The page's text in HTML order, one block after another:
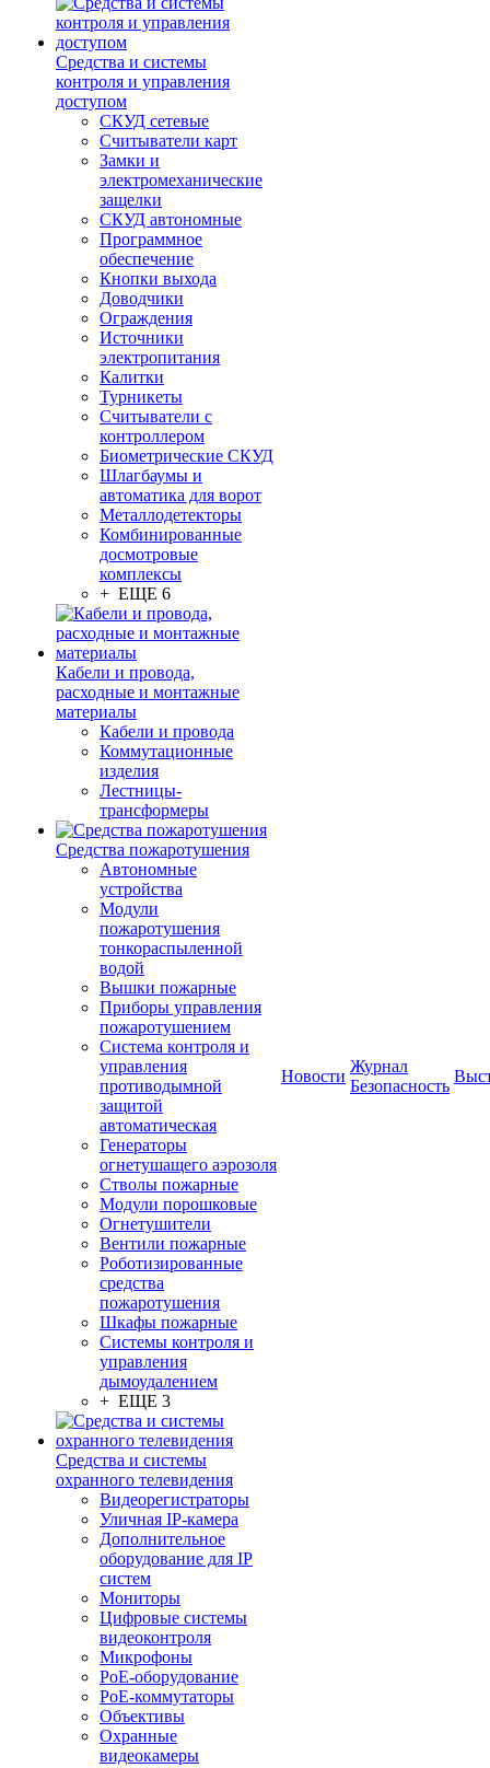
Средства и системы
контроля и управления
доступом
СКУД сетевые
Считыватели карт
Замки и
электромеханические
защелки
СКУД автономные
Программное
обеспечение
Кнопки выхода
Доводчики
Ограждения
Источники
электропитания
Калитки
Турникеты
Считыватели с
контроллером
Биометрические СКУД
Шлагбаумы и
автоматика для ворот
Металлодетекторы
Комбинированные
досмотровые
комплексы
+ ЕЩЕ 6
Кабели и провода,
расходные и монтажные
материалы
Кабели и провода
Коммутационные
изделия
Лестницы-
трансформеры
Средства пожаротушения
Автономные
устройства
Модули
пожаротушения
тонкораспыленной
водой
Вышки пожарные
Приборы управления
пожаротушением
Система контроля и
управления
противодымной
защитой
автоматическая
Генераторы
огнетушащего аэрозоля
Стволы пожарные
Модули порошковые
Огнетушители
Вентили пожарные
Роботизированные
средства
пожаротушения
Шкафы пожарные
Системы контроля и
управления
дымоудалением
+ ЕЩЕ 3
Средства и системы
охранного телевидения
Видеорегистраторы
Уличная IP-камера
Дополнительное
оборудование для IP
систем
Мониторы
Цифровые системы
видеоконтроля
Микрофоны
PoE-оборудование
PoE-коммутаторы
Объективы
Охранные
видеокамеры
Новости
Журнал
Безопасность